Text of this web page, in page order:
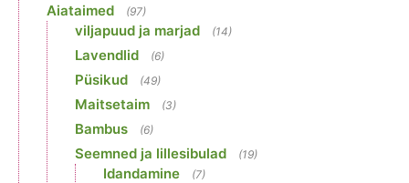
Aiataimed (97)
viljapuud ja marjad (14)
Lavendlid (6)
Püsikud (49)
Maitsetaim (3)
Bambus (6)
Seemned ja lillesibulad (19)
Idandamine (7)